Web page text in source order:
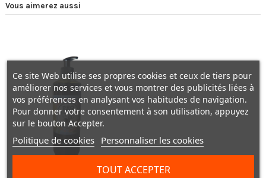
Vous aimerez aussi
Ce site Web utilise ses propres cookies et ceux de tiers pour
améliorer nos services et vous montrer des publicités liées à
vos préférences en analysant vos habitudes de navigation.
Pour donner votre consentement à son utilisation, appuyez
sur le bouton Accepter.
Politique de cookies Personnaliser les cookies
TOUT ACCEPTER